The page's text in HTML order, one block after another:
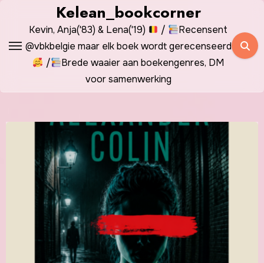
de
Kelean_bookcorner
Kevin, Anja('83) & Lena('19) /
Recensent
@vbkbelgie maar elk boek wordt gerecenseerd
/
Brede waaier aan boekengenres, DM
voor samenwerking